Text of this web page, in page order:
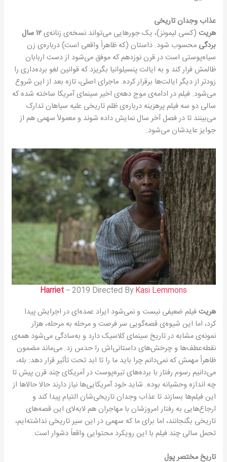
عذاب وجدان تاریخی
هریت (کسی لیمونز)، یک جورهایی می‌تواند نسخه‌ی زنانه‌ی ۱۲ سال
بردگی محسوب شود. داستان (که ظاهراً واقعی است) درباره‌ی زن
سیاه‌پوستی است در قرن نوزدهم که موفق می‌‌شود از دست اربابان
ظالمش فرار کند و به ایالت پنسیلوانیا بگریزد که قوانین لغو برده‌داری را
زودتر از دیگر ایالت‌ها برقرار کرده. ماجرای اصلی، تازه بعد از این شروع
می‌شود. فیلم در ادامه‌ی موج دهه‌ی اخیر سینمای آمریکا ساخته شده که
سالی دو سه فیلم پرهزینه درباره‌ی ظلم تاریخی علیه سیاهان تدارک
می‌بینند تا در فصل‌ آخر سال نمایش داده شوند و معمولاً سهمی هم از
جوایز عایدشان می‌شود.
Harriet– 2019 Directed ByKasi Lemmons
هریتفیلم ضعیفی نیست و نمی‌شود ایراد عمده‌ای در اجرایش پیدا
کرد، اما این شیوه‌ی قصه‌گویی سر فرصت و مرحله به مرحله، هزار
نمونه‌ی مشابه در تاریخ سینمای کلاسیک دارد و به‌سادگی می‌شود همه‌ی
نقطه‌عطف‌ها و چرخش‌های داستانی‌اش را حدس زد. می‌ماند مضمون
ظاهراً مهمش که نمی‌دانم چرا باید ما را تا ابد تحت تأثیر قرار دهد:‌ بله،
می‌دانیم رسوم رفتار با برده‌های تیره‌پوست در آمریکای چند قرن پیش تا
چه اندازه وحشیانه بوده. شاید خود آمریکایی‌ها نیاز دارند حالا حالاها از
این فیلم‌ها بسازند تا عذاب وجدان تاریخی‌شان التیام پیدا کند و
ارجاع‌هایی به رفتار امروزشان با مهاجران هم لا‌به‌لای این قصه‌های
تاریخی بگنجانند،‌ اما برای ما که سهمی در این سیر تاریخی نداشته‌ایم،
تحمل سالی چند فیلم با این رویکرد محتوایی واقعاً دشوار است.
تاریخ مختصر پول